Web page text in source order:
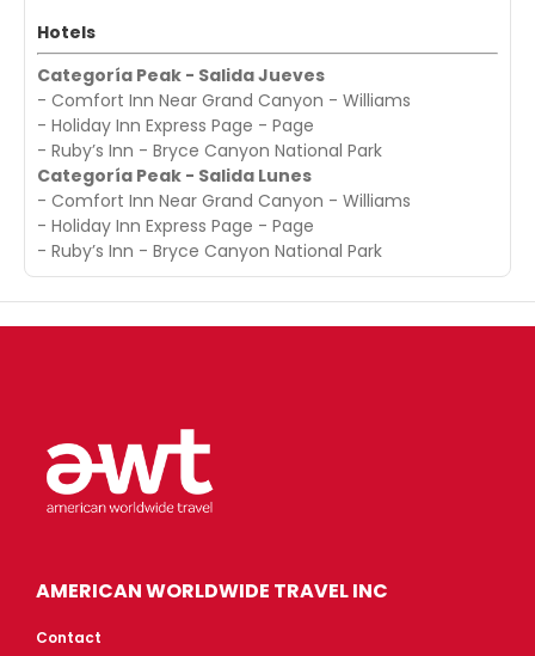
Hotels
Categoría Peak - Salida Jueves
- Comfort Inn Near Grand Canyon - Williams
- Holiday Inn Express Page - Page
- Ruby’s Inn - Bryce Canyon National Park
Categoría Peak - Salida Lunes
- Comfort Inn Near Grand Canyon - Williams
- Holiday Inn Express Page - Page
- Ruby’s Inn - Bryce Canyon National Park
AMERICAN WORLDWIDE TRAVEL INC
Contact